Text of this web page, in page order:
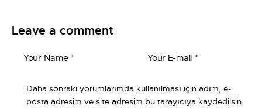
Leave a comment
Daha sonraki yorumlarımda kullanılması için adım, e-
posta adresim ve site adresim bu tarayıcıya kaydedilsin.